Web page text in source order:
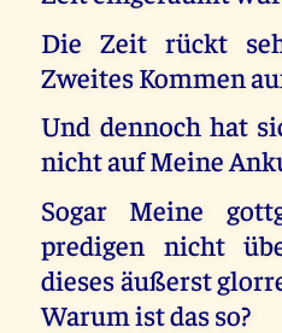
Die Zeit rückt
Zweites Kommen
Und dennoch hat
nicht auf Meine
Sogar Meine
predigen nicht
dieses äußerst
Warum ist das so?